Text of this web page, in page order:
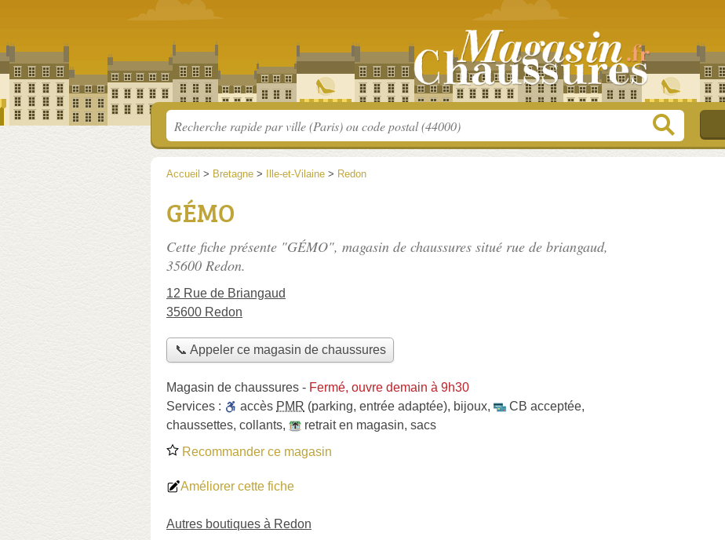
Accueil > Bretagne > Ille-et-Vilaine > Redon
GÉMO
Cette fiche présente "GÉMO", magasin de chaussures situé rue de briangaud,
35600 Redon.
12 Rue de Briangaud
35600 Redon
📞 Appeler ce magasin de chaussures
Magasin de chaussures - Fermé, ouvre demain à 9h30
Services :
accès PMR (parking, entrée adaptée), bijoux, CB acceptée,
chaussettes, collants, retrait en magasin, sacs
Recommander ce magasin
Améliorer cette fiche
Autres boutiques à Redon